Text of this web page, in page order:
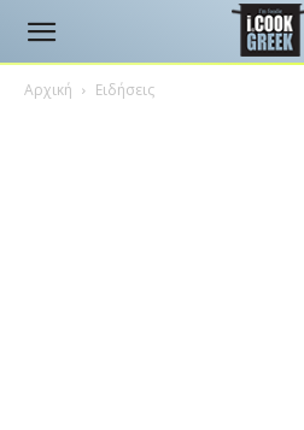
Αρχική Ειδήσεις